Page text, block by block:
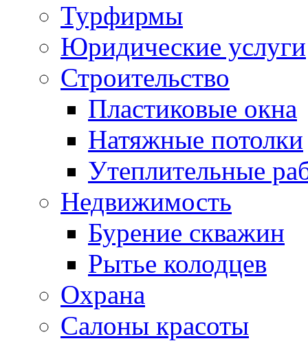
Турфирмы
Юридические услуги
Строительство
Пластиковые окна
Натяжные потолки
Утеплительные
Недвижимость
Бурение скважин
Рытье колодцев
Охрана
Салоны красоты